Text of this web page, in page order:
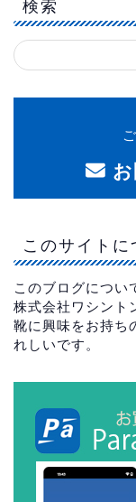
検索
このサイトに
このブログについ
株式会社ワシント
靴に興味をお持ち
れしいです。